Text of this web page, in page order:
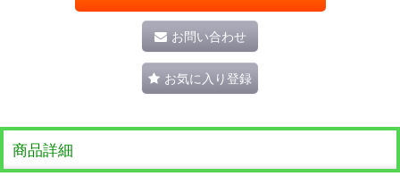
お問い合わせ
お気に入り登録
商品詳細